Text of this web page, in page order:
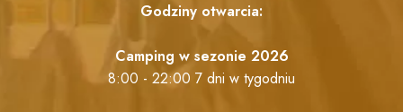
Godziny otwarcia:
Camping w sezonie 2026
8:00 - 22:00 7 dni w tygodniu